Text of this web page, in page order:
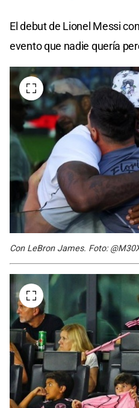
El debut de Lionel Messi
evento que nadie quería
Con LeBron James. Foto: